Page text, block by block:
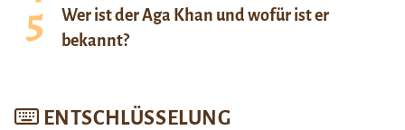
Wer ist der Aga Khan und wofür ist er
bekannt?
ENTSCHLÜSSELUNG